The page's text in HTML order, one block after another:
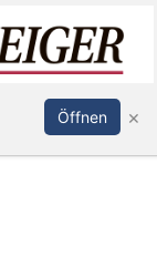
Anmelden
Öffnen ×